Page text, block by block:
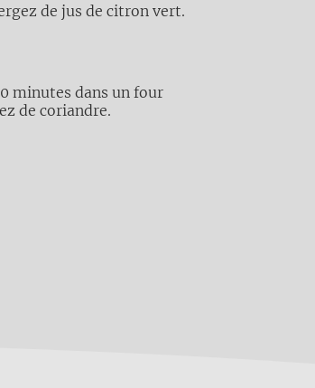
de jus de citron vert.
minutes dans un four
de coriandre.